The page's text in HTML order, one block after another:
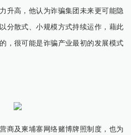
高，他认为诈骗集团未来更可能隐
分散式、小规模方式持续运作，藉此
，很可能是诈骗产业最初的发展模式
及柬埔寨网络赌博牌照制度，也为